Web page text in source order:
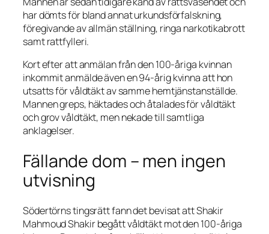
har dömts för bland annat urkundsförfalskning,
föregivande av allmän ställning, ringa narkotikabrott
samt rattfylleri.
Kort efter att anmälan från den 100-åriga kvinnan
inkommit anmälde även en 94-årig kvinna att hon
utsatts för våldtäkt av samme hemtjänstanställde.
Mannen greps, häktades och åtalades för våldtäkt
och grov våldtäkt, men nekade till samtliga
anklagelser.
Fällande dom – men ingen
utvisning
Södertörns tingsrätt fann det bevisat att Shakir
Mahmoud Shakir begått våldtäkt mot den 100-åriga